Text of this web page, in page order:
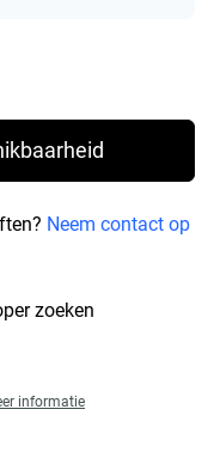
Neem contact op
zoeken
informatie